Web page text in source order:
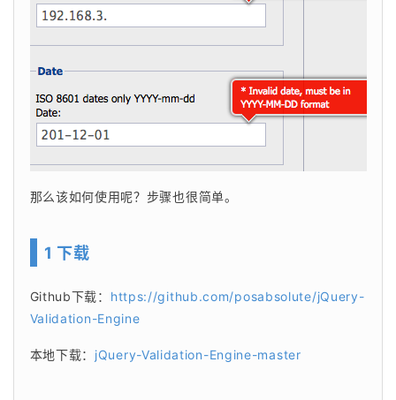
那么该如何使用呢？步骤也很简单。
1 下载
Github下载： https://github.com/posabsolute/jQuery-
Validation-Engine
本地下载： jQuery-Validation-Engine-master